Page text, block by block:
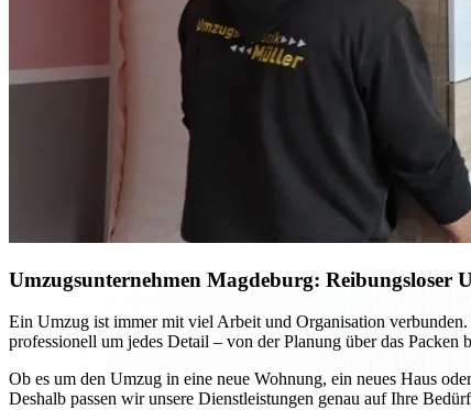
Umzugsunternehmen Magdeburg: Reibungsloser
Ein Umzug ist immer mit viel Arbeit und Organisation
professionell um jedes Detail – von der Planung über das
Ob es um den Umzug in eine neue Wohnung, ein neues Haus
Deshalb passen wir unsere Dienstleistungen genau auf Ihre